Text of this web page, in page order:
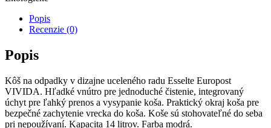
Popis
Recenzie (0)
Popis
Kôš na odpadky v dizajne uceleného radu Esselte Europost
VIVIDA. Hľadké vnútro pre jednoduché čistenie, integrovaný
úchyt pre ľahký prenos a vysypanie koša. Praktický okraj koša pre
bezpečné zachytenie vrecka do koša. Koše sú stohovateľné do seba
pri nepoužívaní. Kapacita 14 litrov. Farba modrá.